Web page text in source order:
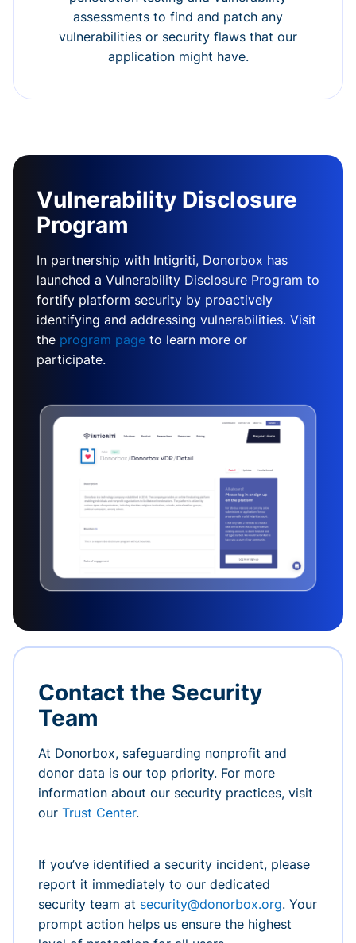
assessments to find and patch any
vulnerabilities or security flaws that our
application might have.
Vulnerability Disclosure
Program
In partnership with Intigriti, Donorbox has
launched a Vulnerability Disclosure Program to
fortify platform security by proactively
identifying and addressing vulnerabilities. Visit
the program page to learn more or
participate.
Contact the Security
Team
At Donorbox, safeguarding nonprofit and
donor data is our top priority. For more
information about our security practices, visit
our Trust Center.
If you’ve identified a security incident, please
report it immediately to our dedicated
security team at security@donorbox.org. Your
prompt action helps us ensure the highest